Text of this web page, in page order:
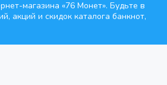
магазина «76 Монет». Будьте в
акций и скидок каталога банкнот,